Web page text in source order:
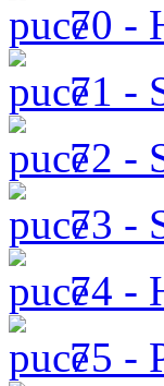
70 -
71 -
72 -
73 -
74 -
75 -